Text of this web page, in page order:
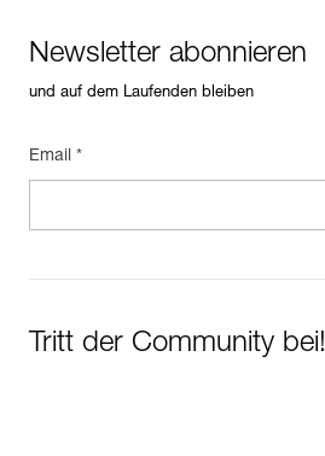
Newsletter abonnieren
und auf dem Laufenden bleiben
Email *
Tritt der Community bei!